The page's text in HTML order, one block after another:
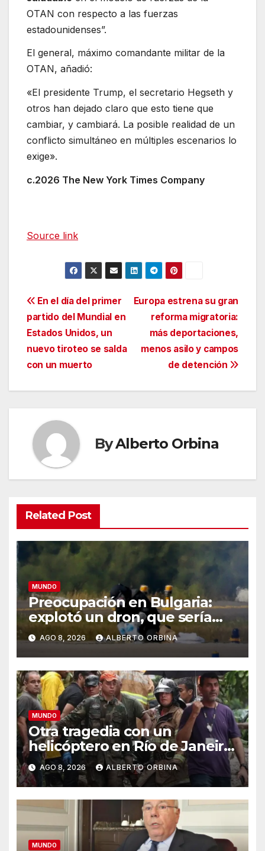
OTAN con respecto a las fuerzas
estadounidenses”.
El general, máximo comandante militar de la
OTAN, añadió:
«El presidente Trump, el secretario Hegseth y
otros han dejado claro que esto tiene que
cambiar, y cambiará. La posible realidad de un
conflicto simultáneo en múltiples escenarios lo
exige».
c.2026 The New York Times Company
Source link
Navegación
de
entradas
Europa estrena su gran
reforma migratoria:
más deportaciones,
menos asilo y campos
de detención
En el día del primer
partido del Mundial en
Estados Unidos, un
nuevo tiroteo se salda
con un muerto
ByAlberto Orbina
Related Post
MUNDO
Preocupación en Bulgaria:
explotó un dron, que sería
ucraniano, cerca de un
gasoducto en la frontera con
Rumania
AGO 8, 2026 ALBERTO ORBINA
MUNDO
Otra tragedia con un
helicóptero en Río de Janeiro:
murieron el piloto, una
abuela, su hija y la nieta en un
vuelo panorámico
AGO 8, 2026 ALBERTO ORBINA
MUNDO